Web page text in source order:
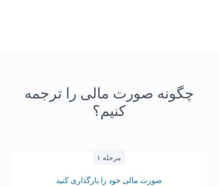
چگونه صورت مالی را ترجمه
کنیم؟
مرحله ۱
صورت مالی خود را بارگذاری کنید